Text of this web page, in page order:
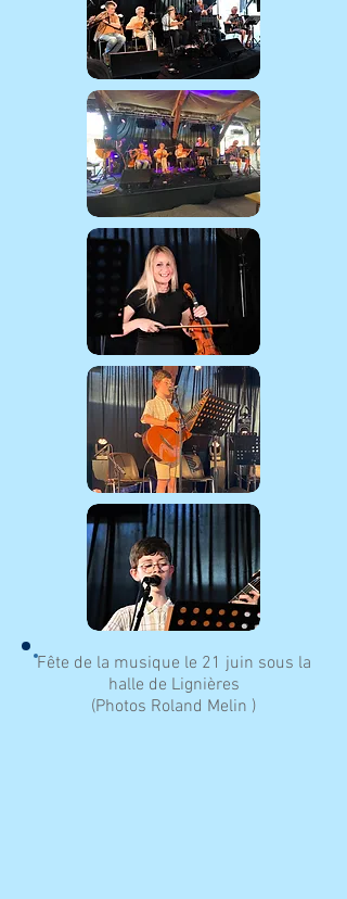
Fête de la musique le 21 juin sous la
halle de Lignières
(Photos Roland Melin )